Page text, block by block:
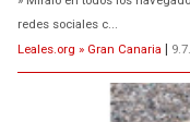
redes sociales c...
Leales.org » Gran Canaria